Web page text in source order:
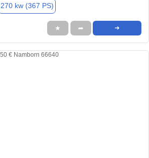
270 kw (367 PS)
★ ➦ ➜